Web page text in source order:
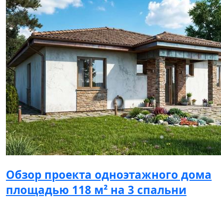
Обзор проекта одноэтажного дома
площадью 118 м² на 3 спальни